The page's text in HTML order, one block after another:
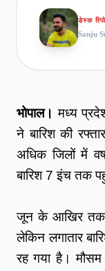
डेस्क
Sanju
भोपाल। मध्य
ने बारिश की
अधिक जिलों में
बारिश 7 इंच तक
जून के आखिर तक
लेकिन लगातार
रह गया है।